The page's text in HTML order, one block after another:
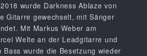
wurde Darkness Ablaze von
Gitarre gewechselt, mit Sänger
Mit Markus Weber am
Welte an der Leadgitarre und
Bass wurde die Besetzung wieder